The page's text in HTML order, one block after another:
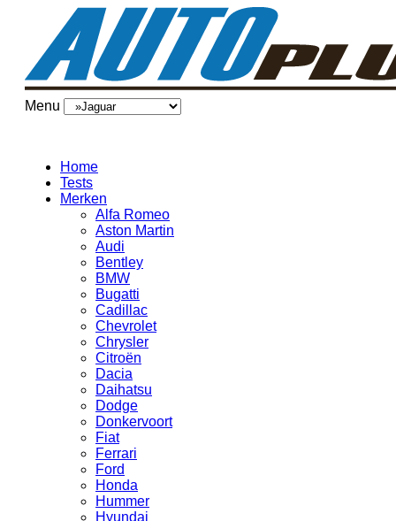
Menu
Home
Tests
Merken
Alfa Romeo
Aston Martin
Audi
Bentley
BMW
Bugatti
Cadillac
Chevrolet
Chrysler
Citroën
Dacia
Daihatsu
Dodge
Donkervoort
Fiat
Ferrari
Ford
Honda
Hummer
Hyundai